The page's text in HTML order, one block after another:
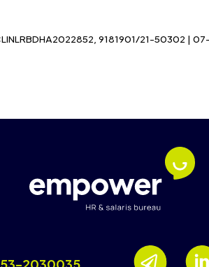
9181901/21-50302 |
2030035